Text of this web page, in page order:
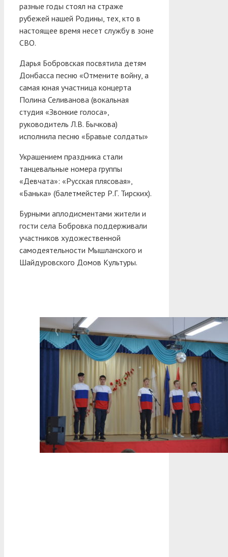
разные годы стоял на страже
рубежей нашей Родины, тех, кто в
настоящее время несет службу в зоне
СВО.
Дарья Бобровская посвятила детям
Донбасса песню «Отмените войну, а
самая юная участница концерта
Полина Селиванова (вокальная
студия «Звонкие голоса»,
руководитель Л.В. Бычкова)
исполнила песню «Бравые солдаты»
Украшением праздника стали
танцевальные номера группы
«Девчата»: «Русская плясовая»,
«Банька» (балетмейстер Р.Г. Тирских).
Бурными аплодисментами жители и
гости села Бобровка поддерживали
участников художественной
самодеятельности Мышланского и
Шайдуровского Домов Культуры.